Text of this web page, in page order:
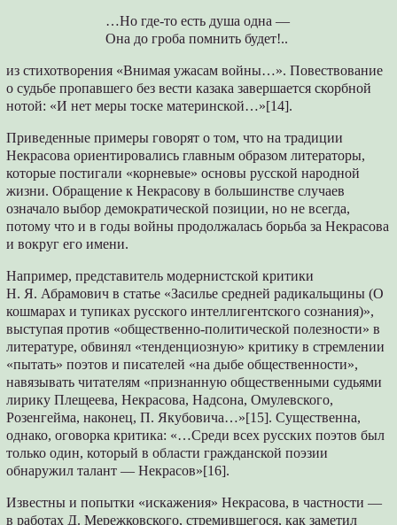
…Но где-то есть душа одна —
Она до гроба помнить будет!..
из стихотворения «Внимая ужасам войны…». Повествование
о судьбе пропавшего без вести казака завершается скорбной
нотой: «И нет меры тоске материнской…»[14].
Приведенные примеры говоpят о том, что на традиции
Некрасова ориентировались главным образом литераторы,
которые постигали «корневые» основы русской народной
жизни. Обращение к Некрасову в большинстве случаев
означало выбор демократической позиции, но не всегда,
потому что и в годы войны продолжалась борьба за Некрасова
и вокруг его имени.
Например, представитель модернистской критики
Н. Я. Абрамович в статье «Засилье средней радикальщины (О
кошмарах и тупиках русского интеллигентского сознания)»,
выступая против «общественно-политической полезности» в
литературе, обвинял «тенденциозную» критику в стремлении
«пытать» поэтов и писателей «на дыбе общественности»,
навязывать читателям «признанную общественными судьями
лирику Плещеева, Некрасова, Надсона, Омулевского,
Розенгейма, наконец, П. Якубовича…»[15]. Существенна,
однако, оговорка критика: «…Среди всех русских поэтов был
только один, который в области гражданской поэзии
обнаружил талант — Некрасов»[16].
Известны и попытки «искажения» Некрасова, в частности —
в работах Д. Мережковского, стремившегося, как заметил